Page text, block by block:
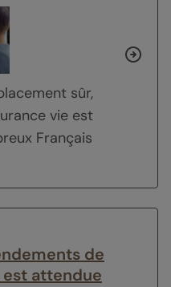
sûr,
vie est
Français
de
est attendue